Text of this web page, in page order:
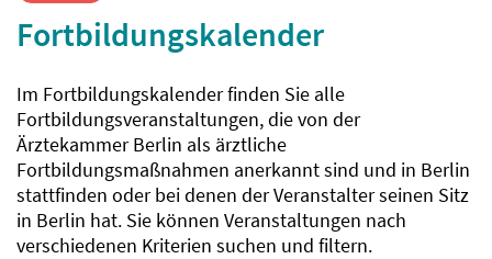
Fortbildungskalender
Im Fortbildungskalender finden Sie alle
Fortbildungsveranstaltungen, die von der
Ärztekammer Berlin als ärztliche
Fortbildungsmaßnahmen anerkannt sind und in Berlin
stattfinden oder bei denen der Veranstalter seinen Sitz
in Berlin hat. Sie können Veranstaltungen nach
verschiedenen Kriterien suchen und filtern.